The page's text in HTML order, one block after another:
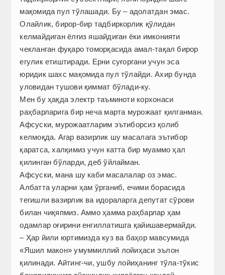
мақомида пул тўлашади. Бу – адолатдан эмас.
Олайлик, бирор-бир тадбиркорлик қўлидан
келмайдиган ёлғиз яшайдиган ёки имконияти
чекланган фуқаро томорқасида амал-тақал бирор
егулик етиштиради. Ерни суғоргани учун эса
юридик шахс мақомида пул тўлайди. Ахир бунда
уловидан тушови қиммат бўлади-ку.
Мен бу ҳақда электр таъминоти корхонаси
раҳбарларига бир неча марта мурожаат қилганман.
Афсуски, мурожаатларим эътиборсиз қолиб
келмоқда. Агар вазирлик шу масалага эътибор
қаратса, халқимиз учун катта бир муаммо ҳал
қилинган бўларди, деб ўйлайман.
Афсуски, мана шу каби масалалар оз эмас.
Албатта уларни ҳам ўрганиб, ечими борасида
тегишли вазирлик ва идораларга депутат сўрови
билан чиқяпмиз. Аммо ҳамма раҳбарлар ҳам
одамлар оғирини енгиллатишга қайишавермайди.
– Ҳар йили юртимизда куз ва баҳор мавсумида
«Яшил макон» умуммиллий лойиҳаси эълон
қилинади. Айтинг-чи, ушбу лойиҳанинг тўла-тўкис